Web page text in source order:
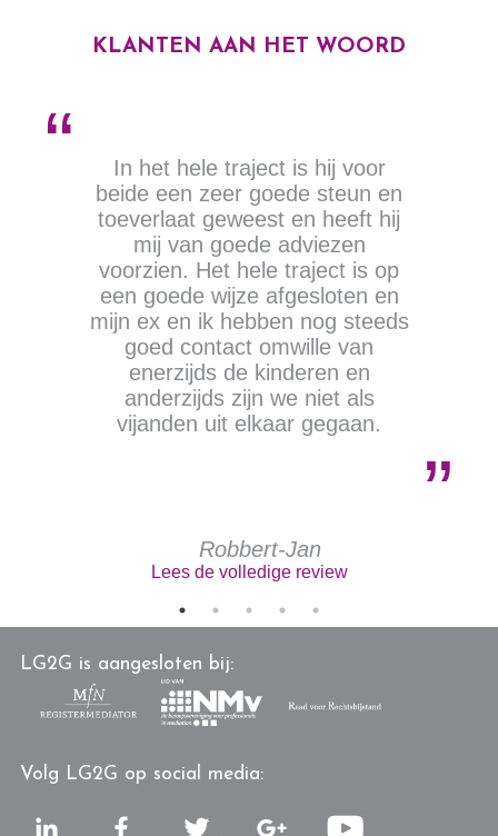
KLANTEN AAN HET WOORD
In het hele traject is hij voor
beide een zeer goede steun en
toeverlaat geweest en heeft hij
mij van goede adviezen
voorzien. Het hele traject is op
een goede wijze afgesloten en
mijn ex en ik hebben nog steeds
goed contact omwille van
enerzijds de kinderen en
anderzijds zijn we niet als
vijanden uit elkaar gegaan.
Robbert-Jan
Lees de volledige review
LG2G is aangesloten bij:
Volg LG2G op social media: